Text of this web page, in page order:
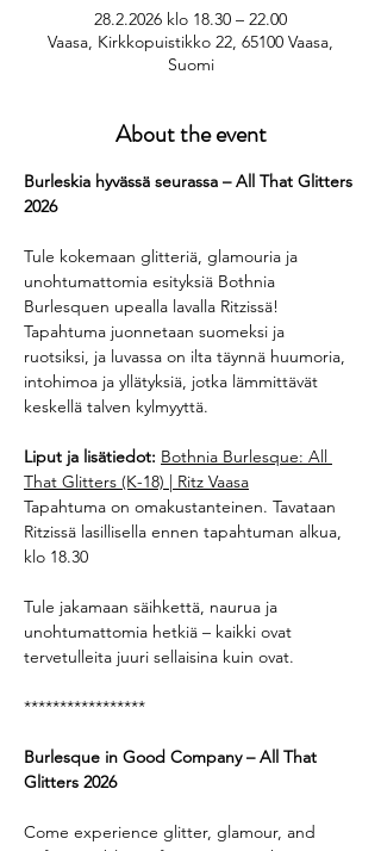
28.2.2026 klo 18.30 – 22.00
Vaasa, Kirkkopuistikko 22, 65100 Vaasa,
Suomi
About the event
Burleskia hyvässä seurassa – All That Glitters
2026
Tule kokemaan glitteriä, glamouria ja
unohtumattomia esityksiä Bothnia
Burlesquen upealla lavalla Ritzissä!
Tapahtuma juonnetaan suomeksi ja
ruotsiksi, ja luvassa on ilta täynnä huumoria,
intohimoa ja yllätyksiä, jotka lämmittävät
keskellä talven kylmyyttä.
Liput ja lisätiedot: Bothnia Burlesque: All
That Glitters (K-18) | Ritz Vaasa
Tapahtuma on omakustanteinen. Tavataan
Ritzissä lasillisella ennen tapahtuman alkua,
klo 18.30
Tule jakamaan säihkettä, naurua ja
unohtumattomia hetkiä – kaikki ovat
tervetulleita juuri sellaisina kuin ovat.
*****************
Burlesque in Good Company – All That
Glitters 2026
Come experience glitter, glamour, and